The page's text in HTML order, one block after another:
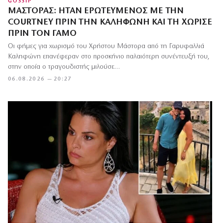
GOSSIP
ΜΆΣΤΟΡΑΣ: ΉΤΑΝ ΕΡΩΤΕΥΜΈΝΟΣ ΜΕ ΤΗΝ
COURTNEY ΠΡΙΝ ΤΗΝ ΚΑΛΗΦΏΝΗ ΚΑΙ ΤΗ ΧΏΡΙΣΕ
ΠΡΙΝ ΤΟΝ ΓΆΜΟ
06.08.2026 — 20:27
Οι φήμες για χωρισμό του Χρήστου Μάστορα από τη Γαρυφαλλιά
Καληφώνη επανέφεραν στο προσκήνιο παλαιότερη συνέντευξή του,
στην οποία ο τραγουδιστής μιλούσε…